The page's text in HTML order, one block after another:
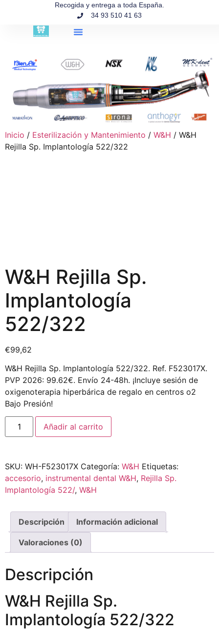
Recogida y entrega a toda España.
34 93 510 41 63
Inicio / Esterilización y Mantenimiento / W&H / W&H
Rejilla Sp. Implantología 522/322
W&H Rejilla Sp.
Implantología
522/322
€99,62
W&H Rejilla Sp. Implantología 522/322. Ref. F523017X.
PVP 2026: 99.62€. Envío 24-48h. ¡Incluye sesión de
oxigenoterapia hiperbárica de regalo en centros o2
Bajo Presión!
Añadir al carrito
SKU: WH-F523017X Categoría: W&H Etiquetas:
accesorio, instrumental dental W&H, Rejilla Sp.
Implantología 522/, W&H
Descripción Información adicional
Valoraciones (0)
Descripción
W&H Rejilla Sp.
Implantología 522/322